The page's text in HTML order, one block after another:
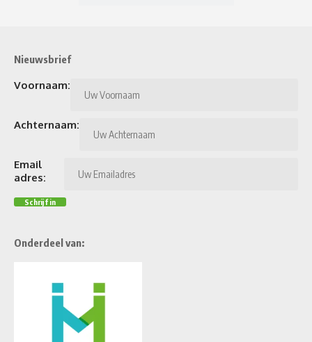
Nieuwsbrief
Voornaam:
Achternaam:
Email
adres:
Onderdeel van: